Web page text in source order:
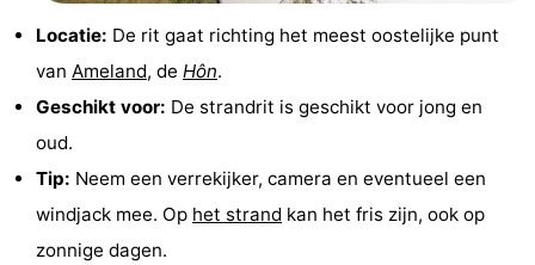
adressen
Regio
Locatie: De rit gaat richting het meest oostelijke punt
van Ameland, de Hôn.
Geschikt voor: De strandrit is geschikt voor jong en
oud.
Tip: Neem een verrekijker, camera en eventueel een
windjack mee. Op het strand kan het fris zijn, ook op
zonnige dagen.